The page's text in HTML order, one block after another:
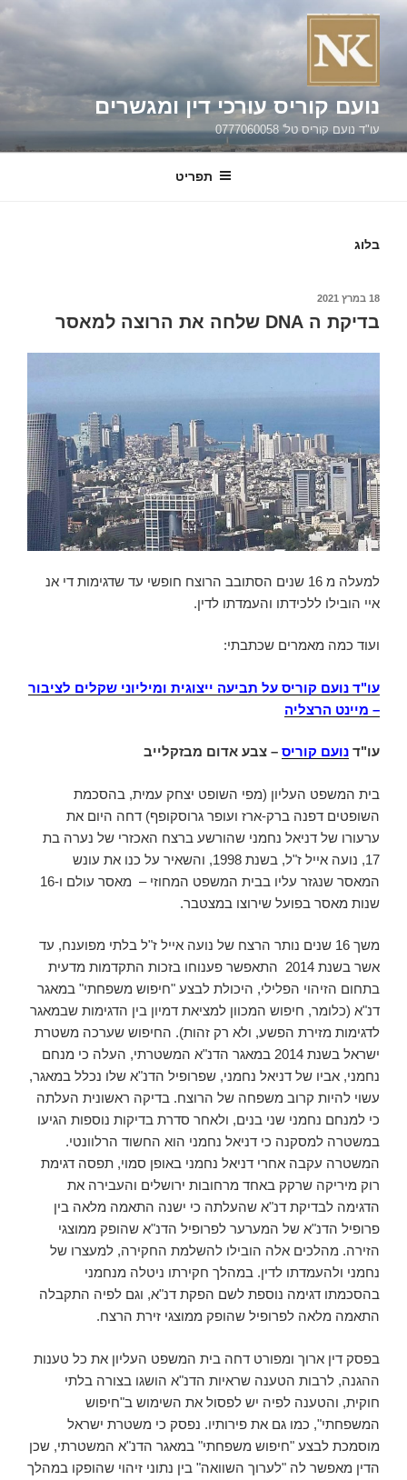
דילוג
נועם קוריס עורכי דין ומגשרים
עו"ד נועם קוריס טל' 0777060058
תפריט
בלוג
פורסם
18 במרץ 2021
בדיקת ה DNA שלחה את הרוצה למאסר
למעלה מ 16 שנים הסתובב הרוצח חופשי עד שדגימות די אנ
איי הובילו ללכידתו והעמדתו לדין.
ועוד כמה מאמרים שכתבתי:
עו"ד נועם קוריס על תביעה ייצוגית ומיליוני שקלים לציבור
– מיינט הרצליה
עו"ד נועם קוריס – צבע אדום מבזקלייב
בית המשפט העליון (מפי השופט יצחק עמית, בהסכמת
השופטים דפנה ברק-ארז ועופר גרוסקופף) דחה היום את
ערעורו של דניאל נחמני שהורשע ברצח האכזרי של נערה בת
17, נועה אייל ז"ל, בשנת 1998, והשאיר על כנו את עונש
המאסר שנגזר עליו בבית המשפט המחוזי – מאסר עולם ו-16
שנות מאסר בפועל שירוצו במצטבר.
משך 16 שנים נותר הרצח של נועה אייל ז"ל בלתי מפוענח, עד
אשר בשנת 2014 התאפשר פענוחו בזכות התקדמות מדעית
בתחום הזיהוי הפלילי, היכולת לבצע "חיפוש משפחתי" במאגר
דנ"א (כלומר, חיפוש המכוון למציאת דמיון בין הדגימות שבמאגר
לדגימות מזירת הפשע, ולא רק זהות). החיפוש שערכה משטרת
ישראל בשנת 2014 במאגר הדנ"א המשטרתי, העלה כי מנחם
נחמני, אביו של דניאל נחמני, שפרופיל הדנ"א שלו נכלל במאגר,
עשוי להיות קרוב משפחה של הרוצח. בדיקה ראשונית העלתה
כי למנחם נחמני שני בנים, ולאחר סדרת בדיקות נוספות הגיעו
במשטרה למסקנה כי דניאל נחמני הוא החשוד הרלוונטי.
המשטרה עקבה אחרי דניאל נחמני באופן סמוי, תפסה דגימת
רוק מיריקה שרקק באחד מרחובות ירושלים והעבירה את
הדגימה לבדיקת דנ"א שהעלתה כי ישנה התאמה מלאה בין
פרופיל הדנ"א של המערער לפרופיל הדנ"א שהופק ממוצגי
הזירה. מהלכים אלה הובילו להשלמת החקירה, למעצרו של
נחמני ולהעמדתו לדין. במהלך חקירתו ניטלה מנחמני
בהסכמתו דגימה נוספת לשם הפקת דנ"א, וגם לפיה התקבלה
התאמה מלאה לפרופיל שהופק ממוצגי זירת הרצח.
בפסק דין ארוך ומפורט דחה בית המשפט העליון את כל טענות
ההגנה, לרבות הטענה שראיות הדנ"א הושגו בצורה בלתי
חוקית, והטענה לפיה יש לפסול את השימוש ב"חיפוש
המשפחתי", כמו גם את פירותיו. נפסק כי משטרת ישראל
מוסמכת לבצע "חיפוש משפחתי" במאגר הדנ"א המשטרתי, שכן
הדין מאפשר לה "לערוך השוואה" בין נתוני זיהוי שהופקו במהלך